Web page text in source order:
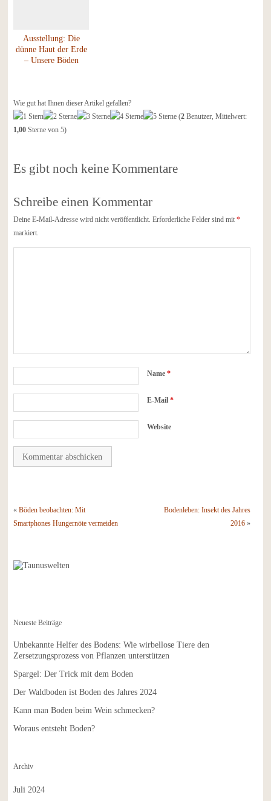
Ausstellung: Die
dünne Haut der Erde
– Unsere Böden
Wie gut hat Ihnen dieser Artikel gefallen?
(2Benutzer, Mittelwert:
1,00Sterne von 5)
Es gibt noch keine Kommentare
Schreibe einen Kommentar
Deine E-Mail-Adresse wird nicht veröffentlicht. Erforderliche Felder sind mit *
markiert.
Name *
E-Mail *
Website
« Böden beobachten: Mit
Smartphones Hungernöte vermeiden
Bodenleben: Insekt des Jahres
2016»
Neueste Beiträge
Unbekannte Helfer des Bodens: Wie wirbellose Tiere den
Zersetzungsprozess von Pflanzen unterstützen
Spargel: Der Trick mit dem Boden
Der Waldboden ist Boden des Jahres 2024
Kann man Boden beim Wein schmecken?
Woraus entsteht Boden?
Archiv
Juli 2024